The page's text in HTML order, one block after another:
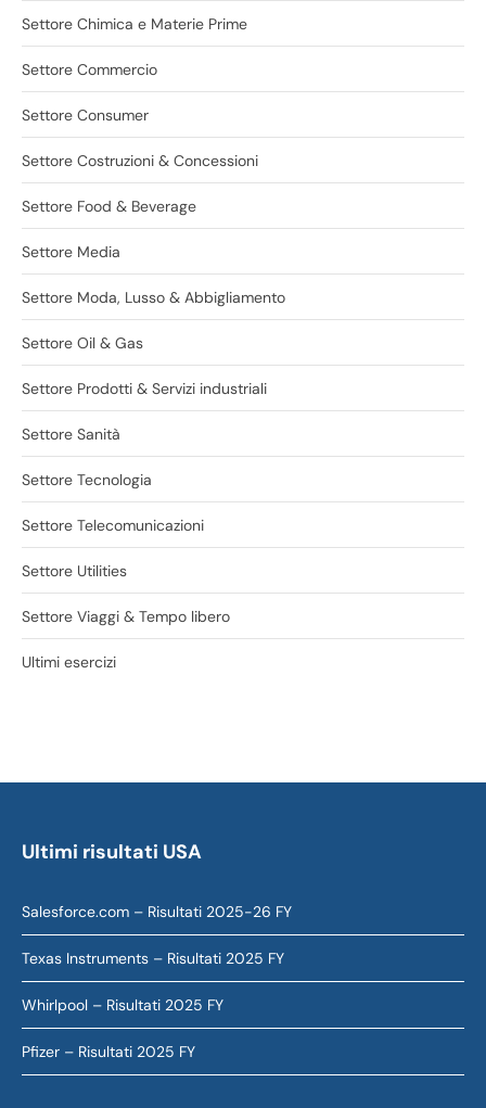
Settore Chimica e Materie Prime
Settore Commercio
Settore Consumer
Settore Costruzioni & Concessioni
Settore Food & Beverage
Settore Media
Settore Moda, Lusso & Abbigliamento
Settore Oil & Gas
Settore Prodotti & Servizi industriali
Settore Sanità
Settore Tecnologia
Settore Telecomunicazioni
Settore Utilities
Settore Viaggi & Tempo libero
Ultimi esercizi
Ultimi risultati USA
Salesforce.com – Risultati 2025-26 FY
Texas Instruments – Risultati 2025 FY
Whirlpool – Risultati 2025 FY
Pfizer – Risultati 2025 FY